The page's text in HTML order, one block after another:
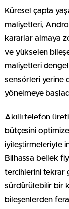
Küresel çapta
maliyetleri,
kararlar almaya
ve yükselen
maliyetleri
sensörleri yerine
yönelmeye
Akıllı telefon
bütçesini
iyileştirmeleriyle
Bilhassa bellek
tercihlerini tekrar
sürdürülebilir bir
bileşenlerden